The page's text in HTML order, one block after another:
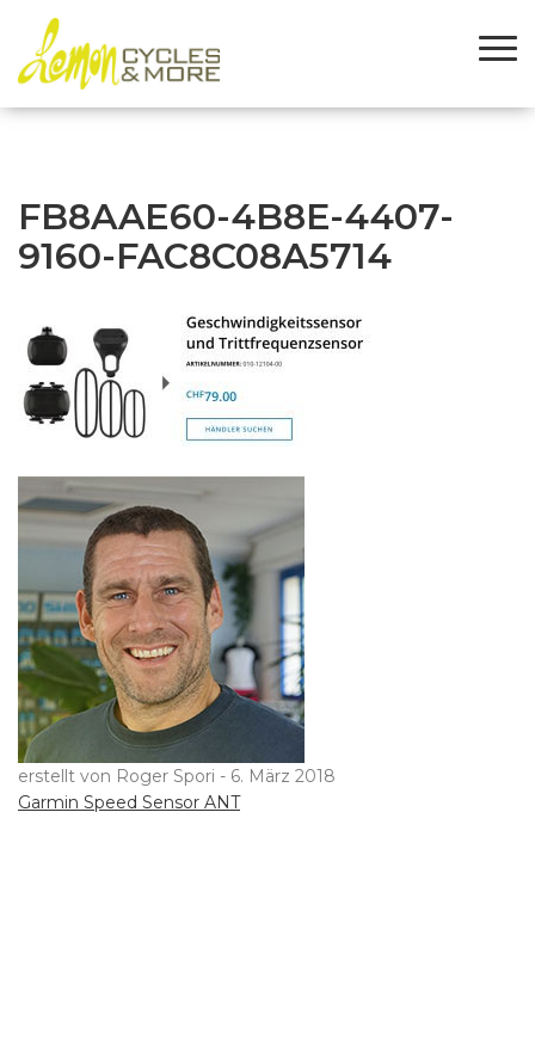
FB8AAE60-4B8E-4407-
9160-FAC8C08A5714
erstellt von Roger Spori - 6. März 2018
Beitragsnavigation
Garmin Speed Sensor ANT